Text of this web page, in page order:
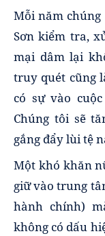
Mỗi năm chúng
Sơn kiểm tra,
mại dâm lại
truy quét cũng
có sự vào
Chúng tôi sẽ
gắng đẩy lùi tệ
Một khó khăn
giữ vào trung
hành chính)
không có dấu